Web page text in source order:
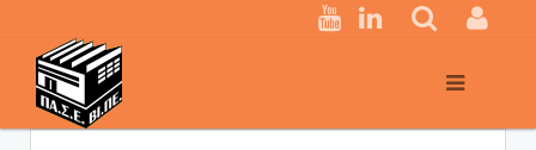
Κεντρική
πλοήγηση